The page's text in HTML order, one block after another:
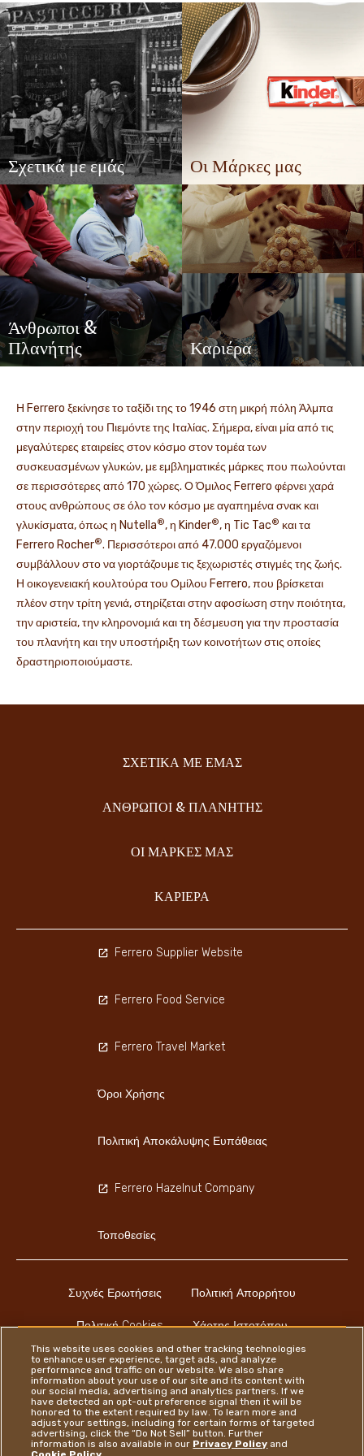
Σχετικά με εμάς Οι Μάρκες μας
Άνθρωποι &
Πλανήτης
Καριέρα
Η Ferrero ξεκίνησε το ταξίδι της το 1946 στη μικρή πόλη Άλμπα
στην περιοχή του Πιεμόντε της Ιταλίας. Σήμερα, είναι μία από τις
μεγαλύτερες εταιρείες στον κόσμο στον τομέα των
συσκευασμένων γλυκών, με εμβληματικές μάρκες που πωλούνται
σε περισσότερες από 170 χώρες. Ο Όμιλος Ferrero φέρνει χαρά
στους ανθρώπους σε όλο τον κόσμο με αγαπημένα σνακ και
γλυκίσματα, όπως η Nutella®, η Kinder®, η Tic Tac® και τα
Ferrero Rocher®. Περισσότεροι από 47.000 εργαζόμενοι
συμβάλλουν στο να γιορτάζουμε τις ξεχωριστές στιγμές της ζωής.
Η οικογενειακή κουλτούρα του Ομίλου Ferrero, που βρίσκεται
πλέον στην τρίτη γενιά, στηρίζεται στην αφοσίωση στην ποιότητα,
την αριστεία, την κληρονομιά και τη δέσμευση για την προστασία
του πλανήτη και την υποστήριξη των κοινοτήτων στις οποίες
δραστηριοποιούμαστε.
ΣΧΕΤΙΚΆ ΜΕ ΕΜΆΣ
ΆΝΘΡΩΠΟΙ & ΠΛΑΝΉΤΗΣ
ΟΙ ΜΑΡΚΕΣ ΜΑΣ
ΚΑΡΙΈΡΑ
Συχνές Ερωτήσεις Πολιτική Απορρήτου
Πολιτική Cookies Χάρτης Ιστοτόπου
Ferrero Supplier Website
Ferrero Food Service
Ferrero Travel Market
Όροι Χρήσης
Πολιτική Αποκάλυψης Ευπάθειας
Ferrero Hazelnut Company
Τοποθεσίες
Youtube Channel
Instagram
LinkedIn
This website uses cookies and other tracking technologies
to enhance user experience, target ads, and analyze
performance and traffic on our website. We also share
information about your use of our site and its content with
our social media, advertising and analytics partners. If we
have detected an opt-out preference signal then it will be
honored to the extent required by law. To learn more and
adjust your settings, including for certain forms of targeted
advertising, click the “Do Not Sell” button. Further
information is also available in our Privacy Policy and